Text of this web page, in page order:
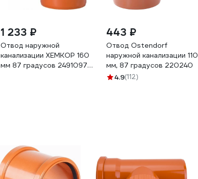
1 233 ₽
Отвод наружной
канализации ХЕМКОР 160
мм 87 градусов 2491097
443 ₽
Отвод Ostendorf
наружной канализации 110
мм, 87 градусов 220240
4.9(112)